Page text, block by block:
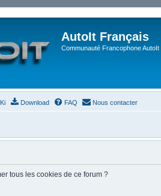
AutoIt Français
Communauté Francophone AutoIt
Download FAQ Nous contacter
tous les cookies de ce forum ?